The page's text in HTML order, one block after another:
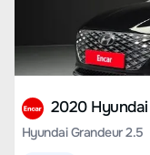
2020 Hyundai
Hyundai Grandeur 2.5